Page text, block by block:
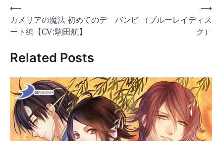
投
稿
ビ
ー
シ
ョ
ン
⟵
カメリアの魔法 初めてのデ
ート編【CV:駒田航】
バンビ （ブルーレイディス
ク）
⟶
Related Posts